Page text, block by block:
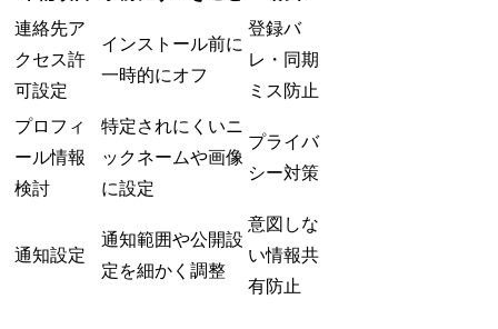
連絡先ア
クセス許
可設定
インストール前に
一時的にオフ
登録バ
レ・同期
ミス防止
プロフィ
ール情報
検討
特定されにくいニ
ックネームや画像
に設定
プライバ
シー対策
通知設定
通知範囲や公開設
定を細かく調整
意図しな
い情報共
有防止